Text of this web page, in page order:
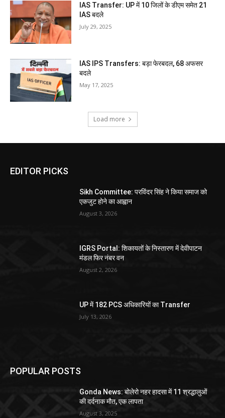
IAS Transfer: UP में 10 जिलों के डीएम समेत 21
IAS बदले
July 29, 2025
IAS IPS Transfers: बड़ा फेरबदल, 68 अफसर
बदले
May 17, 2025
Load more
EDITOR PICKS
Sikh Committee: परविंदर सिंह ने किया समाज को
एकजुट होने का आह्वान
August 3, 2026
IGRS Portal: शिकायतों के निस्तारण में देवीपाटन
मंडल फिर नंबर वन
August 2, 2026
UP में 182 PCS अधिकारियों का Transfer
July 13, 2026
POPULAR POSTS
Gonda News: बोलेरो नहर हादसा में 11 श्रद्धालुओं
की दर्दनाक मौत, एक लापता
August 3, 2025